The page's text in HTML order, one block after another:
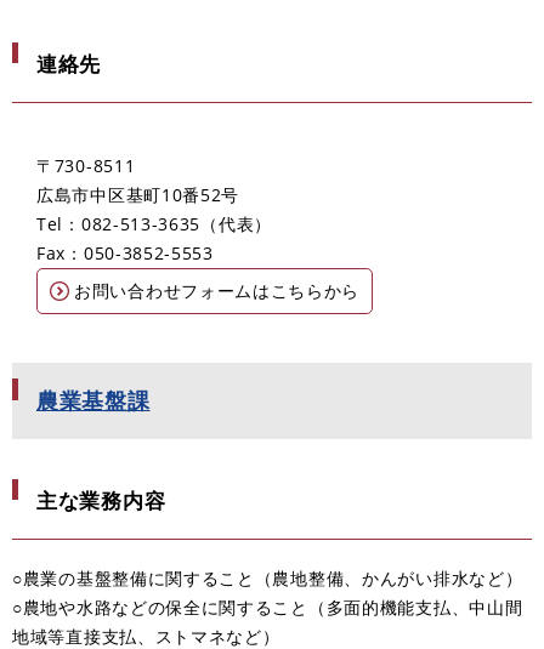
連絡先
〒730-8511
広島市中区基町10番52号
Tel：082-513-3635
代表
Fax：050-3852-5553
お問い合わせフォームはこちらから
農業基盤課
主な業務内容
○農業の基盤整備に関すること（農地整備、かんがい排水など）
○農地や水路などの保全に関すること（多面的機能支払、中山間
地域等直接支払、ストマネなど）